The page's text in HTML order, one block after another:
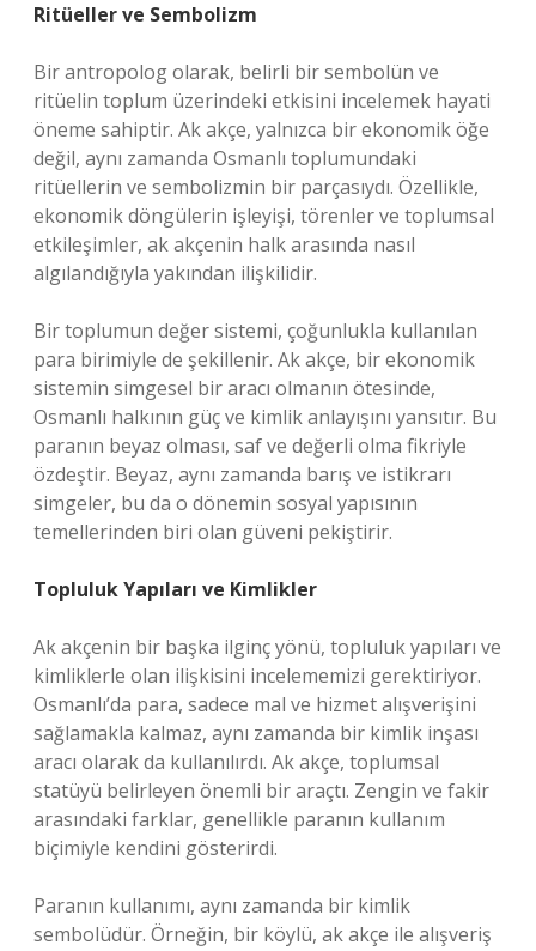
Ritüeller ve Sembolizm
Bir antropolog olarak, belirli bir sembolün ve
ritüelin toplum üzerindeki etkisini incelemek hayati
öneme sahiptir. Ak akçe, yalnızca bir ekonomik öğe
değil, aynı zamanda Osmanlı toplumundaki
ritüellerin ve sembolizmin bir parçasıydı. Özellikle,
ekonomik döngülerin işleyişi, törenler ve toplumsal
etkileşimler, ak akçenin halk arasında nasıl
algılandığıyla yakından ilişkilidir.
Bir toplumun değer sistemi, çoğunlukla kullanılan
para birimiyle de şekillenir. Ak akçe, bir ekonomik
sistemin simgesel bir aracı olmanın ötesinde,
Osmanlı halkının güç ve kimlik anlayışını yansıtır. Bu
paranın beyaz olması, saf ve değerli olma fikriyle
özdeştir. Beyaz, aynı zamanda barış ve istikrarı
simgeler, bu da o dönemin sosyal yapısının
temellerinden biri olan güveni pekiştirir.
Topluluk Yapıları ve Kimlikler
Ak akçenin bir başka ilginç yönü, topluluk yapıları ve
kimliklerle olan ilişkisini incelememizi gerektiriyor.
Osmanlı’da para, sadece mal ve hizmet alışverişini
sağlamakla kalmaz, aynı zamanda bir kimlik inşası
aracı olarak da kullanılırdı. Ak akçe, toplumsal
statüyü belirleyen önemli bir araçtı. Zengin ve fakir
arasındaki farklar, genellikle paranın kullanım
biçimiyle kendini gösterirdi.
Paranın kullanımı, aynı zamanda bir kimlik
sembolüdür. Örneğin, bir köylü, ak akçe ile alışveriş